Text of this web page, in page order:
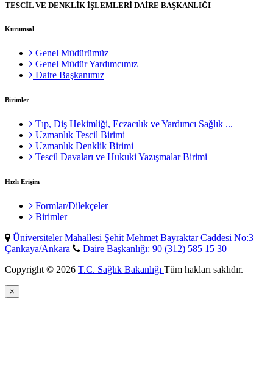
TESCİL VE DENKLİK İŞLEMLERİ DAİRE BAŞKANLIĞI
Kurumsal
Genel Müdürümüz
Genel Müdür Yardımcımız
Daire Başkanımız
Birimler
Tıp, Diş Hekimliği, Eczacılık ve Yardımcı Sağlık ...
Uzmanlık Tescil Birimi
Uzmanlık Denklik Birimi
Tescil Davaları ve Hukuki Yazışmalar Birimi
Hızlı Erişim
Formlar/Dilekçeler
Birimler
Üniversiteler Mahallesi Şehit Mehmet Bayraktar Caddesi No:3
Çankaya/Ankara
Daire Başkanlığı: 90 (312) 585 15 30
Copyright © 2026 T.C. Sağlık Bakanlığı Tüm hakları saklıdır.
×